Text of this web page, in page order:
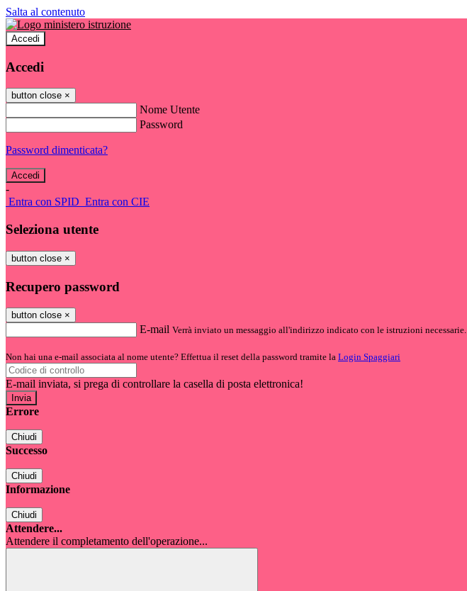
Salta al contenuto
Accedi
Accedi
button close ×
Nome Utente
Password
Password dimenticata?
-
Entra con SPID Entra con CIE
Seleziona utente
button close ×
Recupero password
button close ×
E-mail Verrà inviato un messaggio all'indirizzo indicato con le istruzioni necessarie.
Non hai una e-mail associata al nome utente? Effettua il reset della password tramite la Login Spaggiari
E-mail inviata, si prega di controllare la casella di posta elettronica!
Errore
Chiudi
Successo
Chiudi
Informazione
Chiudi
Attendere...
Attendere il completamento dell'operazione...